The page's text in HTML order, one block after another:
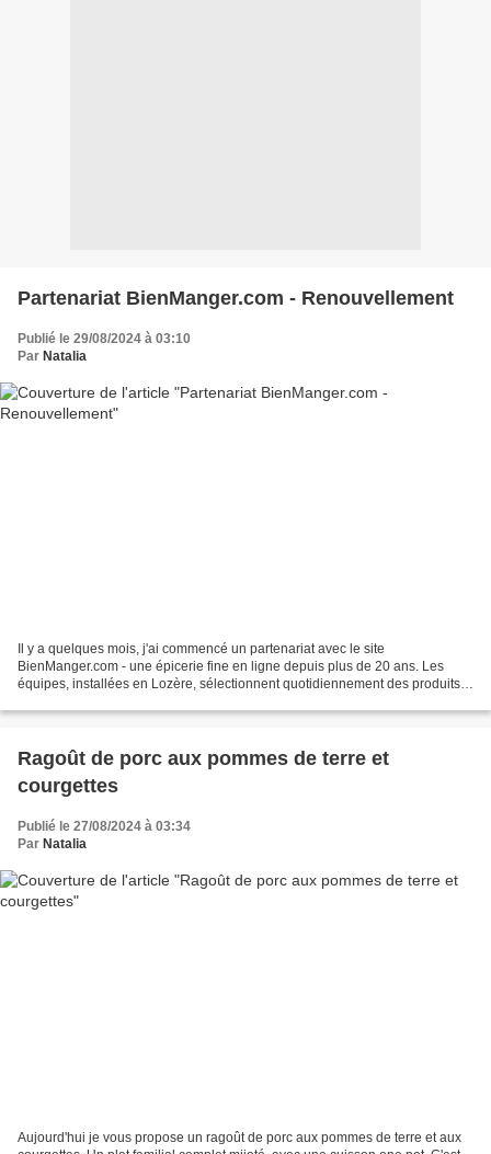
Partenariat BienManger.com - Renouvellement
Publié le 29/08/2024 à 03:10
Par Natalia
Il y a quelques mois, j'ai commencé un partenariat avec le site
BienManger.com - une épicerie fine en ligne depuis plus de 20 ans. Les
équipes, installées en Lozère, sélectionnent quotidiennement des produits
Ragoût de porc aux pommes de terre et
courgettes
Publié le 27/08/2024 à 03:34
Par Natalia
Aujourd'hui je vous propose un ragoût de porc aux pommes de terre et aux